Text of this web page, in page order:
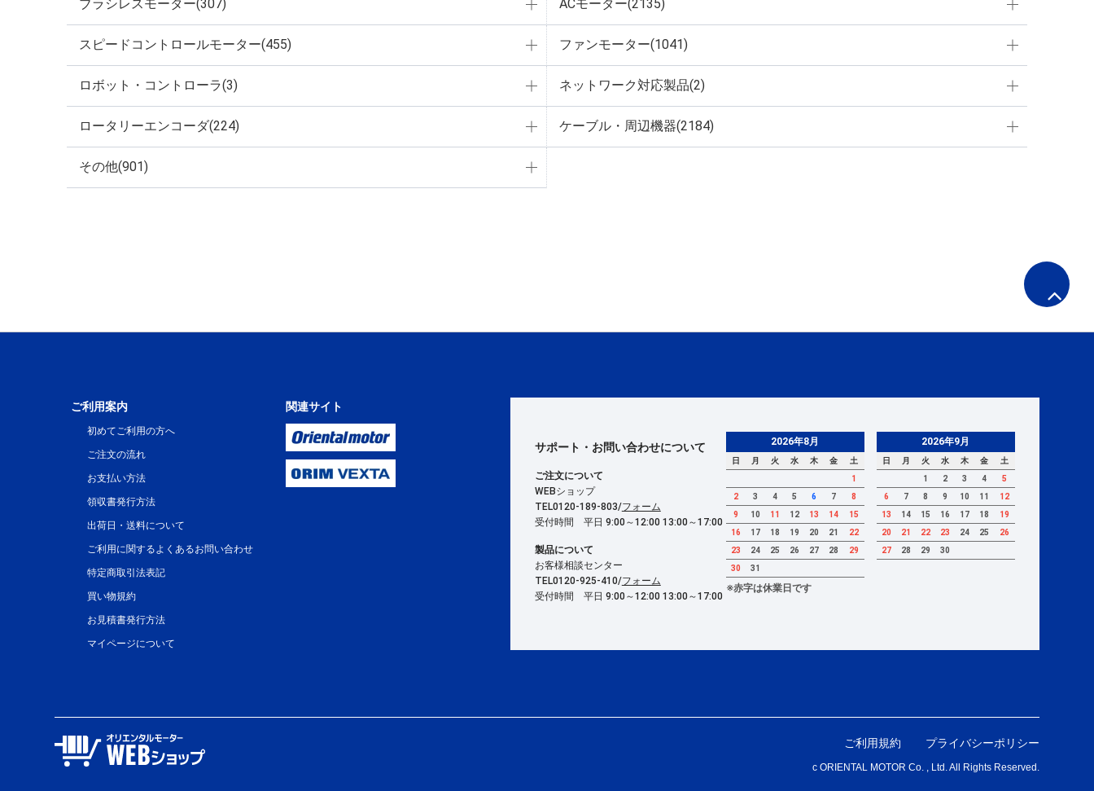
ブラシレスモーター(307) ACモーター(2135)
スピードコントロールモーター(455) ファンモーター(1041)
ロボット・コントローラ(3) ネットワーク対応製品(2)
ロータリーエンコーダ(224) ケーブル・周辺機器(2184)
その他(901)
ご利用案内
初めてご利用の方へ
ご注文の流れ
お支払い方法
領収書発行方法
出荷日・送料について
ご利用に関するよくあるお問い合わせ
特定商取引法表記
買い物規約
お見積書発行方法
マイページについて
関連サイト
サポート・お問い合わせについて
ご注文について
WEBショップ
TEL0120-189-803/フォーム
受付時間 平日 9:00～12:00 13:00～17:00
製品について
お客様相談センター
TEL0120-925-410/フォーム
受付時間 平日 9:00～12:00 13:00～17:00
ご利用規約 プライバシーポリシー
c ORIENTAL MOTOR Co. , Ltd. All Rights Reserved.
2026年8月
日 月 火 水 木 金
土
1
2
3 4 5 6 7
8
9
10 11 12 13 14
15
16
17 18 19 20 21
22
23
24 25 26 27 28
29
30
31
2026年9月
日 月 火 水 木 金
土
1
2 3 4
5
6
7 8 9 10 11
12
13
14 15 16 17 18
19
20
21 22 23 24 25
26
27
28 29 30
※赤字は休業日です